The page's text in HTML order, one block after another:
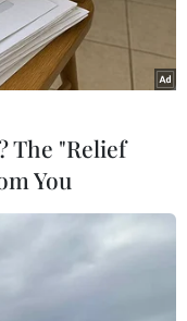
The "Relief
You